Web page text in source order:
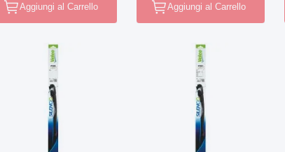
Aggiungi al Carrello Aggiungi al Carrello